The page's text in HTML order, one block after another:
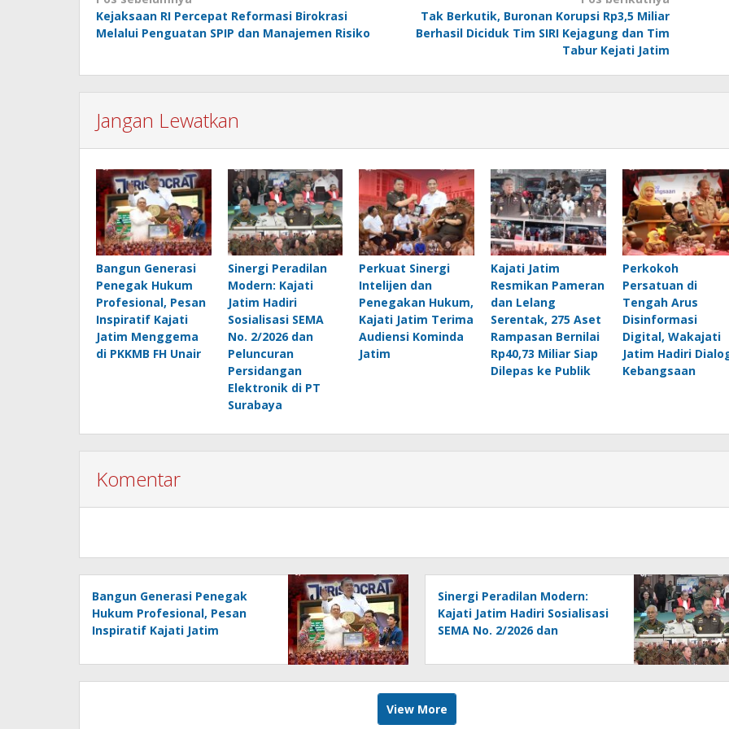
pos
Kejaksaan RI Percepat Reformasi Birokrasi
Melalui Penguatan SPIP dan Manajemen Risiko
Tak Berkutik, Buronan Korupsi Rp3,5 Miliar
Berhasil Diciduk Tim SIRI Kejagung dan Tim
Tabur Kejati Jatim
Jangan Lewatkan
Bangun Generasi
Penegak Hukum
Profesional, Pesan
Inspiratif Kajati
Jatim Menggema
di PKKMB FH Unair
Sinergi Peradilan
Modern: Kajati
Jatim Hadiri
Sosialisasi SEMA
No. 2/2026 dan
Peluncuran
Persidangan
Elektronik di PT
Surabaya
Perkuat Sinergi
Intelijen dan
Penegakan Hukum,
Kajati Jatim Terima
Audiensi Kominda
Jatim
Kajati Jatim
Resmikan Pameran
dan Lelang
Serentak, 275 Aset
Rampasan Bernilai
Rp40,73 Miliar Siap
Dilepas ke Publik
Perkokoh
Persatuan di
Tengah Arus
Disinformasi
Digital, Wakajati
Jatim Hadiri
Kebangsaan
Komentar
Bangun Generasi Penegak
Hukum Profesional, Pesan
Inspiratif Kajati Jatim
Sinergi Peradilan Modern:
Kajati Jatim Hadiri Sosialisasi
SEMA No. 2/2026 dan
Elektronik di PT Surabaya
View More